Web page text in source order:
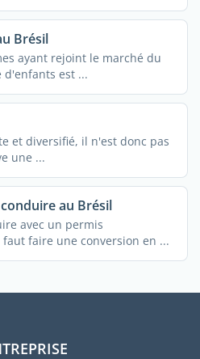
Brésil
ayant rejoint le marché du
d'enfants est ...
et diversifié, il n'est donc pas
une ...
au Brésil
avec un permis
faire une conversion en ...